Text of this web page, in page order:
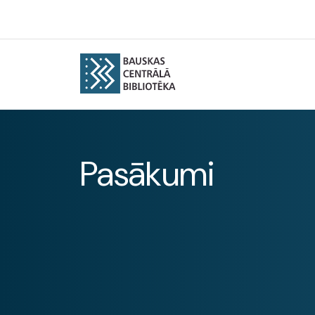
Pasākumi